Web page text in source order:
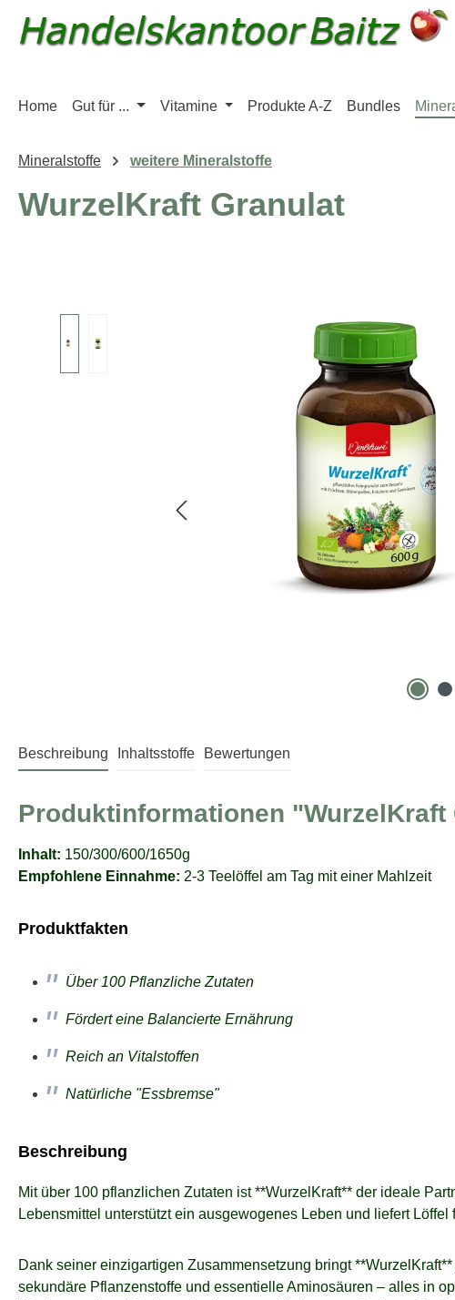
Hauptinhalt springen
Zur Suche springen
Zur Hauptnavigation springen
Home Gut für ... Vitamine Produkte A-Z Bundles
Mineralstoffe weitere Mineralstoffe
WurzelKraft Granulat
Beschreibung Inhaltsstoffe Bewertungen
Produktinformationen "WurzelKraft
Inhalt: 150/300/600/1650g
Empfohlene Einnahme: 2-3 Teelöffel am Tag mit einer Mahlzeit
Produktfakten
Über 100 Pflanzliche Zutaten
Fördert eine Balancierte Ernährung
Reich an Vitalstoffen
Natürliche "Essbremse"
Beschreibung
Mit über 100 pflanzlichen Zutaten ist **WurzelKraft** der ideale
Lebensmittel unterstützt ein ausgewogenes Leben und liefert Löffel
Dank seiner einzigartigen Zusammensetzung bringt
sekundäre Pflanzenstoffe und essentielle Aminosäuren – alles in